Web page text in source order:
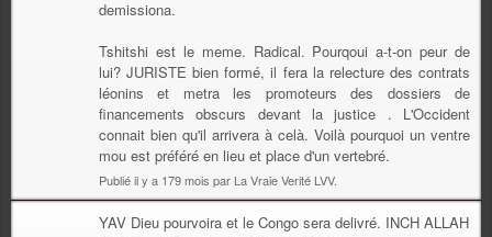
demissiona.
Tshitshi est le meme. Radical. Pourqoui a-t-on peur de
lui? JURISTE bien formé, il fera la relecture des contrats
léonins et metra les promoteurs des dossiers de
financements obscurs devant la justice . L'Occident
connait bien qu'il arrivera à celà. Voilà pourquoi un ventre
mou est préféré en lieu et place d'un vertebré.
Publié il y a 179 mois par La Vraie Verité LVV.
YAV Dieu pourvoira et le Congo sera delivré. INCH ALLAH